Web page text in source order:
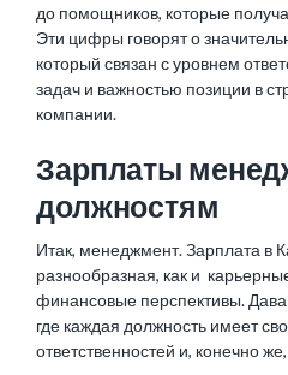
до помощников, которые
Эти цифры говорят о
который связан с уровнем
задач и важностью позиции в
компании.
Зарплаты
должностям
Итак, менеджмент. Зарплата в
разнообразная, как и
финансовые перспективы.
где каждая должность имеет
ответственностей и, конечно